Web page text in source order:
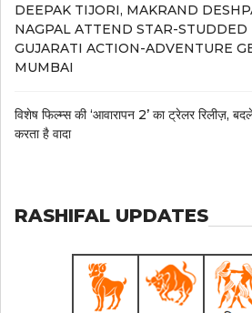
DEEPAK TIJORI, MAKRAND
NAGPAL ATTEND STAR-
GUJARATI ACTION-ADVENTURE
MUMBAI
विशेष फिल्म्स की ‘आवारापन 2’ का ट्रेलर रिलीज़,
करता है वादा
RASHIFAL UPDATES